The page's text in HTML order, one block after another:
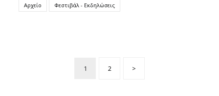
Αρχείο Φεστιβάλ - Εκδηλώσεις
1 2 >